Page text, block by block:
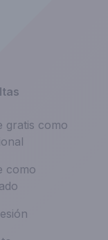
gratis como
como